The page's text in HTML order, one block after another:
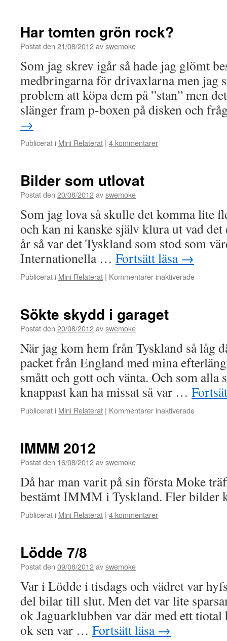
Har tomten grön rock?
Postat den 21/08/2012avswemoke
Som jag skrev igår så hade jag glömt
medbringarna för drivaxlarna men jag
problem att köpa dem på ”stan” men
slänger fram p-boxen på disken och
→
Publicerat i Mini Relaterat | 4 kommentarer
Bilder som utlovat
Postat den 20/08/2012avswemoke
Som jag lova så skulle det komma
och kan ni kanske själv klura ut vad
år så var det Tyskland som stod som
Internationella … Fortsätt läsa →
Publicerat i Mini Relaterat | Kommentarer inaktiveradeför
Sökte skydd i garaget
Postat den 20/08/2012avswemoke
När jag kom hem från Tyskland så låg
packet från England med mina
smått och gott och vänta. Och som alla
knappast kan ha missat så var …
Publicerat i Mini Relaterat | Kommentarer inaktiveradeför
IMMM 2012
Postat den 16/08/2012avswemoke
Då har man varit på sin första Moke
bestämt IMMM i Tyskland. Fler bilder
Publicerat i Mini Relaterat | 4 kommentarer
Lödde 7/8
Postat den 09/08/2012avswemoke
Var i Lödde i tisdags och vädret var
del bilar till slut. Men det var lite
ok Jaguarklubben var där med ett
ok sen var … Fortsätt läsa →